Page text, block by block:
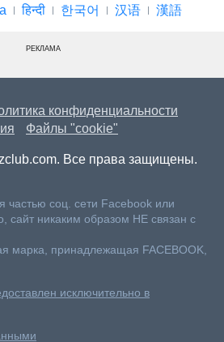
हिन्दी 한국어 汉语 漢語
РЕКЛАМА
конфиденциальности
Файлы "cookie"
Все права защищены.
частью соц. сети Facebook или
сайт никаким образом НЕ связан с
марка, принадлежащая FACEBOOK,
исключительно в